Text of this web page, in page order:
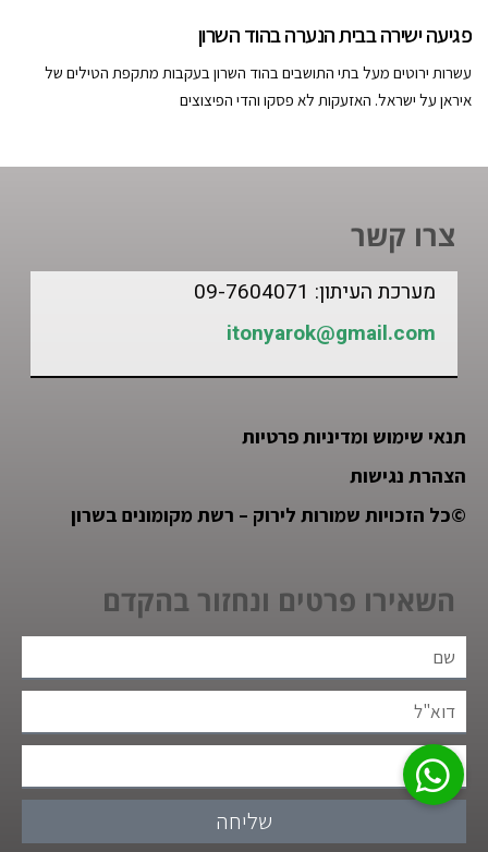
פגיעה ישירה בבית הנערה בהוד השרון
עשרות ירוטים מעל בתי התושבים בהוד השרון בעקבות מתקפת הטילים של
איראן על ישראל. האזעקות לא פסקו והדי הפיצוצים
צרו קשר
מערכת העיתון: 09-7604071
itonyarok@gmail.com
תנאי שימוש ומדיניות פרטיות
הצהרת נגישות
©כל הזכויות שמורות לירוק – רשת מקומונים בשרון
השאירו פרטים ונחזור בהקדם
שליחה